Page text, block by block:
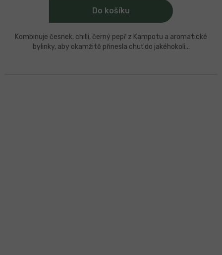
Do košíku
Kombinuje česnek, chilli, černý pepř z Kampotu a aromatické
bylinky, aby okamžitě přinesla chuť do jakéhokoli...